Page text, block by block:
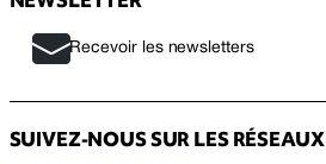
Recevoir les newsletters
SUIVEZ-NOUS SUR LES RÉSEAUX